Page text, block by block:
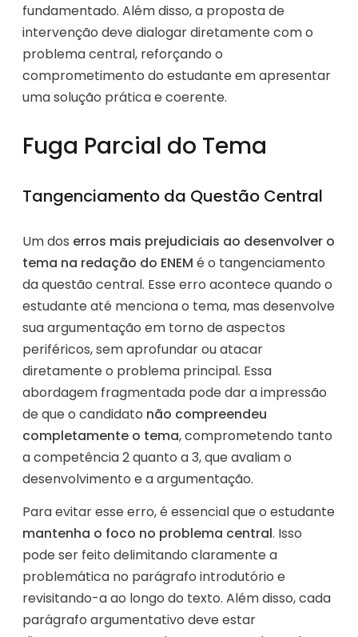
fundamentado. Além disso, a proposta de
intervenção deve dialogar diretamente com o
problema central, reforçando o
comprometimento do estudante em apresentar
uma solução prática e coerente.
Fuga Parcial do Tema
Tangenciamento da Questão Central
Um dos erros mais prejudiciais ao desenvolver o
tema na redação do ENEM é o tangenciamento
da questão central. Esse erro acontece quando o
estudante até menciona o tema, mas desenvolve
sua argumentação em torno de aspectos
periféricos, sem aprofundar ou atacar
diretamente o problema principal. Essa
abordagem fragmentada pode dar a impressão
de que o candidato não compreendeu
completamente o tema, comprometendo tanto
a competência 2 quanto a 3, que avaliam o
desenvolvimento e a argumentação.
Para evitar esse erro, é essencial que o estudante
mantenha o foco no problema central. Isso
pode ser feito delimitando claramente a
problemática no parágrafo introdutório e
revisitando-a ao longo do texto. Além disso, cada
parágrafo argumentativo deve estar